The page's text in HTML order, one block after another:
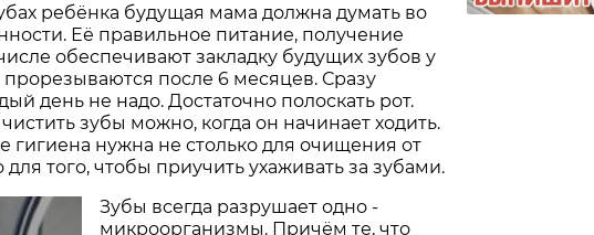
ребёнка будущая мама должна думать во
Её правильное питание, получение
обеспечивают закладку будущих зубов у
после 6 месяцев. Сразу
день не надо. Достаточно полоскать рот.
зубы можно, когда он начинает ходить.
гигиена нужна не столько для очищения от
для того, чтобы приучить ухаживать за зубами.
Зубы всегда разрушает одно -
микроорганизмы. Причём те, что